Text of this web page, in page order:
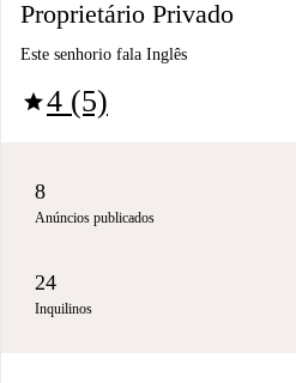
Proprietário Privado
Este senhorio fala Inglês
star4 (5)
8
Anúncios publicados
24
Inquilinos